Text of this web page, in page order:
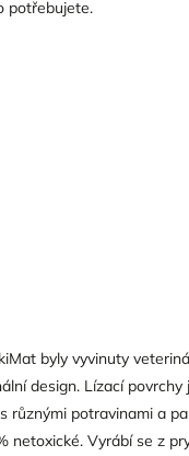
potřebujete.
byly vyvinuty
design. Lízací povrchy
různými potravinami a
netoxické. Vyrábí se z